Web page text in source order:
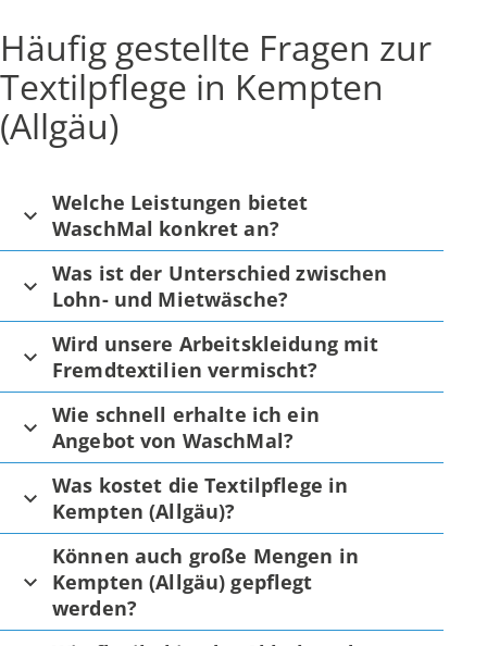
Häufig gestellte Fragen zur
Textilpflege in Kempten
(Allgäu)
Welche Leistungen bietet
WaschMal konkret an?
Was ist der Unterschied zwischen
Lohn- und Mietwäsche?
Wird unsere Arbeitskleidung mit
Fremdtextilien vermischt?
Wie schnell erhalte ich ein
Angebot von WaschMal?
Was kostet die Textilpflege in
Kempten (Allgäu)?
Können auch große Mengen in
Kempten (Allgäu) gepflegt
werden?